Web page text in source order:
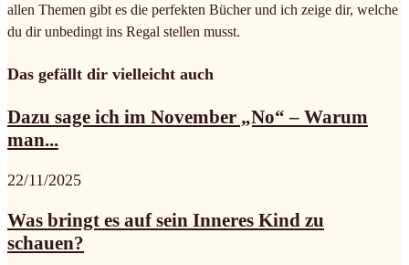
allen Themen gibt es die perfekten Bücher und ich zeige dir, welche
du dir unbedingt ins Regal stellen musst.
Das gefällt dir vielleicht auch
Dazu sage ich im November „No“ – Warum
man...
22/11/2025
Was bringt es auf sein Inneres Kind zu
schauen?